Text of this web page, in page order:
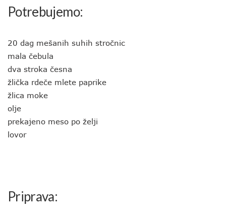
Potrebujemo:
20 dag mešanih suhih stročnic
mala čebula
dva stroka česna
žlička rdeče mlete paprike
žlica moke
olje
prekajeno meso po želji
lovor
Priprava: